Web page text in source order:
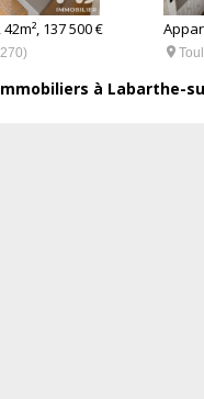
137 500 €

à Labarthe-